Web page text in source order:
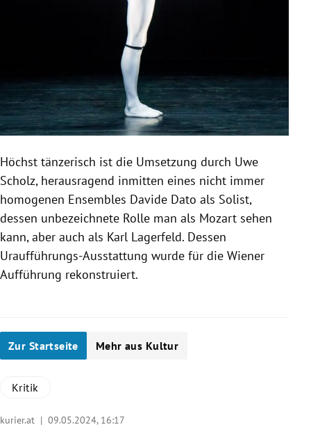
Höchst tänzerisch ist die Umsetzung durch Uwe
Scholz, herausragend inmitten eines nicht immer
homogenen Ensembles Davide Dato als Solist,
dessen unbezeichnete Rolle man als Mozart sehen
kann, aber auch als Karl Lagerfeld. Dessen
Uraufführungs-Ausstattung wurde für die Wiener
Aufführung rekonstruiert.
Zur Startseite Mehr aus Kultur
Kritik
kurier.at | 09.05.2024, 16:17